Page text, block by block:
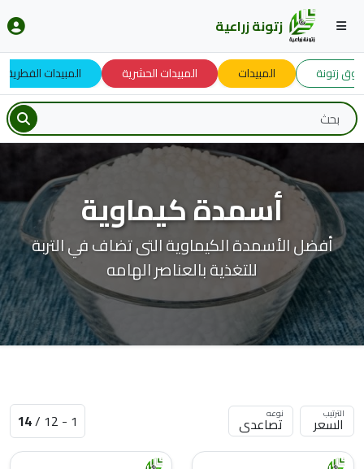
زتونة زراعية
زتونة المبيدات المبيدات الحشرية المبيدات الفطرية
أسمدة كيماوية
أفضل الأسمدة الكيماوية التى تضاف في التربة
للتغذية بالعناصر الهامه
الترتيب نوعه 1 - 12 /
14